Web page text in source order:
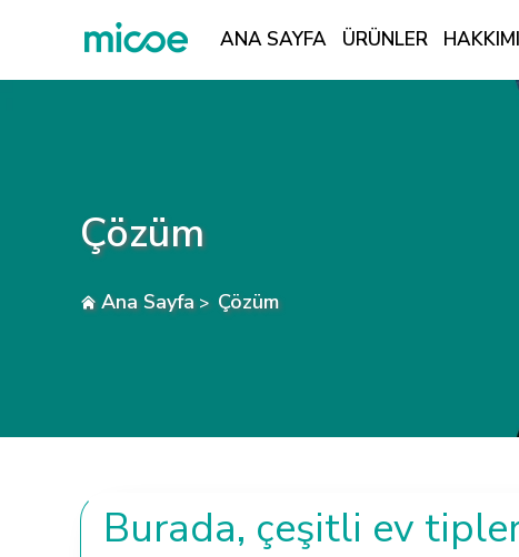
ANA SAYFA ÜRÜNLER
HABERLER
BIZE ULAŞIN
Çözüm
Ana Sayfa> Çözüm
Burada, çeşitli ev